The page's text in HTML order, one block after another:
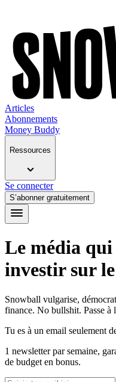
Articles
Abonnements
Money Buddy
Ressources
Se connecter
S’abonner gratuitement
Le média
investir sur
Snowball vulgarise,
finance. No bullshit. Passe à
Tu es à un email seulement
1 newsletter par semaine,
de budget en bonus.